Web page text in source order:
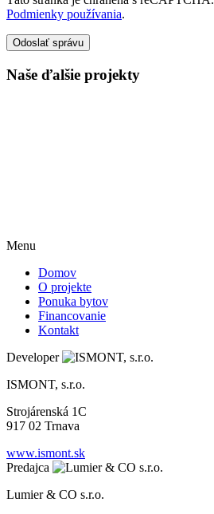
Podmienky používania.
Odoslať správu
Naše ďalšie projekty
Menu
Domov
O projekte
Ponuka bytov
Financovanie
Kontakt
Developer
ISMONT, s.r.o.
Strojárenská 1C
917 02 Trnava
www.ismont.sk
Predajca
Lumier & CO s.r.o.